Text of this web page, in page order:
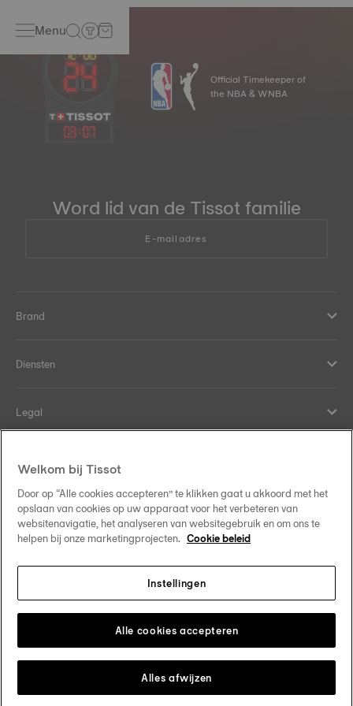
Menu
03:07
Official Timekeeper of
the NBA & WNBA
Word lid van de Tissot familie
E-mailadres
Brand
Diensten
Legal
Onze verplichtingen
Volg ons op sociale media
Verander van land Tissot Copyrights 2026
Welkom bij Tissot
Door op “Alle cookies accepteren” te klikken gaat u akkoord met het
opslaan van cookies op uw apparaat voor het verbeteren van
websitenavigatie, het analyseren van websitegebruik en om ons te
helpen bij onze marketingprojecten. Cookie beleid
Instellingen
Alles afwijzen
Alle cookies accepteren